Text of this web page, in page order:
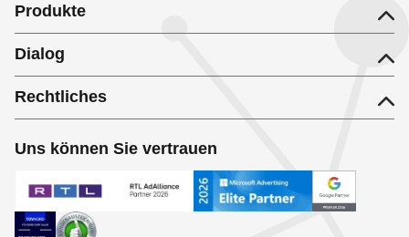
Produkte
Dialog
Rechtliches
Uns können Sie vertrauen